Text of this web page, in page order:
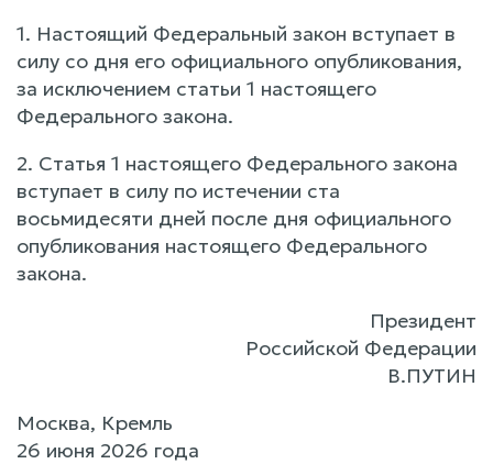
1. Настоящий Федеральный закон вступает в
силу со дня его официального опубликования,
за исключением статьи 1 настоящего
Федерального закона.
2. Статья 1 настоящего Федерального закона
вступает в силу по истечении ста
восьмидесяти дней после дня официального
опубликования настоящего Федерального
закона.
Президент
Российской Федерации
В.ПУТИН
Москва, Кремль
26 июня 2026 года